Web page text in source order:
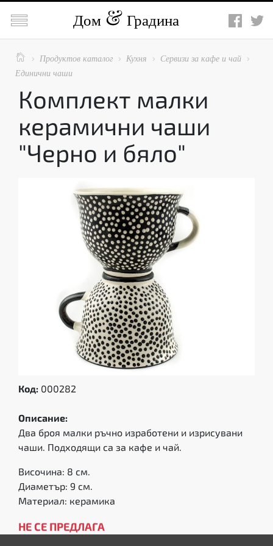
 Дом Градина
  Продуктов каталог  Кухня  Сервизи за кафе и чай 
Единични чаши
Комплект малки
керамични чаши
"Черно и бяло"
Код: 000282
Описание:
Два броя малки ръчно изработени и изрисувани
чаши. Подходящи са за кафе и чай.
Височина: 8 см.
Диаметър: 9 см.
Материал: керамика
НЕ СЕ ПРЕДЛАГА